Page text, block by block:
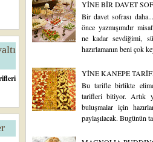
YİNE BİR DAVET
Bir davet sofrası
önce yazmışımdır
ne kadar sevdiğimi,
hazırlamanın beni çok
YİNE KANEPE
Bu tarifle birlikte
tarifleri bitiyor. Artık
buluşmalar için
paylaşılacak. Bugünün